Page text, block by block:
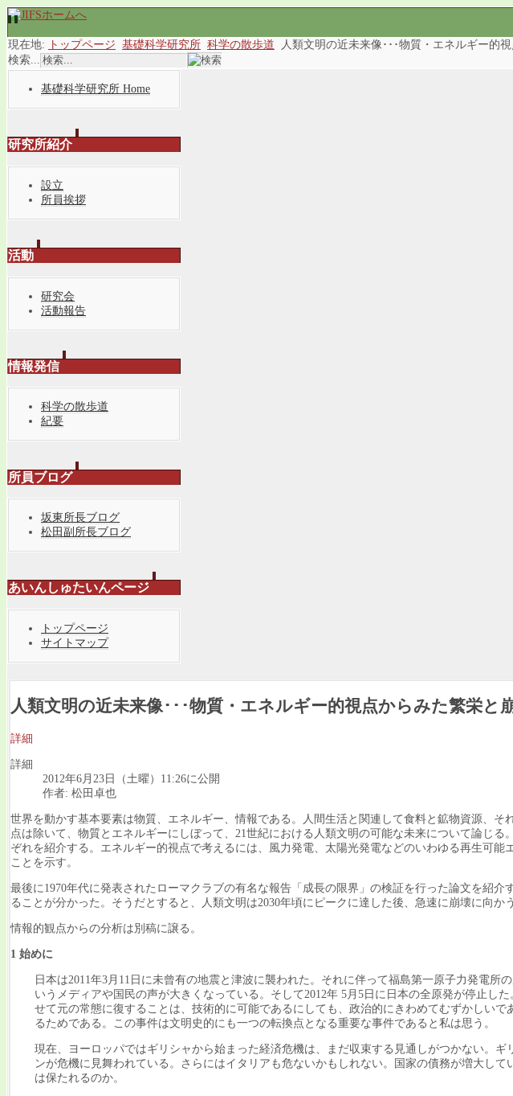
現在地: トップページ 基礎科学研究所 科学の散歩道
人類文明の近未来像･･･物質・エネルギー的
検索...
基礎科学研究所 Home
研究所紹介
設立
所員挨拶
活動
研究会
活動報告
情報発信
科学の散歩道
紀要
所員ブログ
坂東所長ブログ
松田副所長ブログ
あいんしゅたいんページ
トップページ
サイトマップ
人類文明の近未来像･･･物質・エネルギー的視点からみた繁栄と
詳細
詳細
2012年6月23日（土曜）11:26に公開
作者: 松田卓也
世界を動かす基本要素は物質、エネルギー、情報である。人間生活と関連して食料と鉱物資源、そ
点は除いて、物質とエネルギーにしぼって、21世紀における人類文明の可能な未来について論じ
ぞれを紹介する。エネルギー的視点で考えるには、風力発電、太陽光発電などのいわゆる再生可
ことを示す。
最後に1970年代に発表されたローマクラブの有名な報告「成長の限界」の検証を行った論文を紹
ることが分かった。そうだとすると、人類文明は2030年頃にピークに達した後、急速に崩壊に向か
情報的観点からの分析は別稿に譲る。
1 始めに
日本は2011年3月11日に未曾有の地震と津波に襲われた。それに伴って福島第一原子力発電所
いうメディアや国民の声が大きくなっている。そして2012年 5月5日に日本の全原発が停止し
せて元の常態に復することは、技術的に可能であるにしても、政治的にきわめてむずかしい
るためである。この事件は文明史的にも一つの転換点となる重要な事件であると私は思う。
現在、ヨーロッパではギリシャから始まった経済危機は、まだ収束する見通しがつかない。
ンが危機に見舞われている。さらにはイタリアも危ないかもしれない。国家の債務が増大し
は保たれるのか。